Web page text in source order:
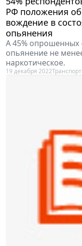
РФ положения об
вождение в
опьянения
А 45% опрошенных
опьянение не
наркотическое.
19 декабря 2022Транспорт